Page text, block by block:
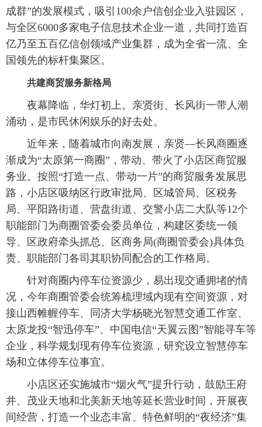
成群”的发展模式，吸引100余户信创企业入驻园区，
与全区6000多家电子信息技术企业一道，共同打造百
亿乃至五百亿信创领域产业集群，成为全省一流、全
国领先的标杆集聚区。
共建商贸服务新格局
夜幕降临，华灯初上。亲贤街、长风街一带人潮
涌动，是市民休闲娱乐的好去处。
近年来，随着城市向南发展，亲贤—长风商圈逐
渐成为“太原第一商圈”，带动、带火了小店区商贸服
务业。按照“打造一点、带动一片”的商贸服务发展思
路，小店区吸纳区行政审批局、区城管局、区税务
局、平阳路街道、营盘街道、交警小店二大队等12个
职能部门为商圈管委会委员单位，构建区委统一领
导、区政府牵头抓总、区商务局(商圈管委会)具体负
责、职能部门各司其职协同配合的工作格局。
针对商圈内停车位资源少，易出现交通拥堵的情
况，今年商圈管委会统筹梳理域内现有空间资源，对
接山西帷幄停车、同济大学杨晓光智慧交通工作室、
太原龙投“智迅停车”、中国电信“天翼云图”智能寻车等
企业，科学规划现有停车位资源，研究设立智慧停车
场和立体停车位事宜。
小店区还实施城市“烟火气”提升行动，鼓励王府
井、茂业天地和北美新天地等延长营业时间，开展夜
间经营，打造一个业态丰富、特色鲜明的“夜经济”集